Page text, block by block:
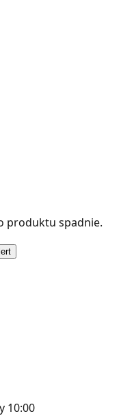
produktu spadnie.
10:00